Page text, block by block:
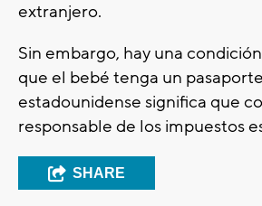
extranjero.
Sin embargo, hay una
que el bebé tenga un pasaporte
estadounidense significa que
responsable de los impuestos
SHARE